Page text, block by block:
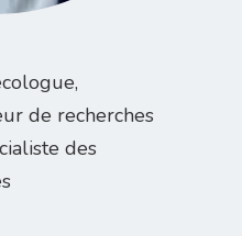
de recherches
des